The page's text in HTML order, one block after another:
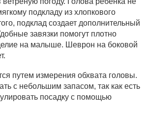
подкладу из хлопкового
подклад создает дополнительный
завязки помогут плотно
на малыше. Шеврон на боковой
путем измерения обхвата головы.
с небольшим запасом, так как есть
посадку с помощью